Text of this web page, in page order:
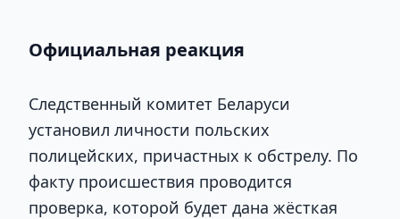
Официальная реакция
Следственный комитет Беларуси
установил личности польских
полицейских, причастных к обстрелу. По
факту происшествия проводится
проверка, которой будет дана жёсткая